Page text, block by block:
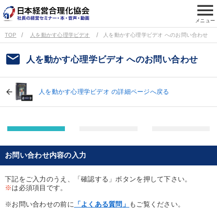
menu
メニュー
TOP 人を動かす心理学ビデオ 人を動かす心理学ビデオ へのお問い合わせ
email 人を動かす心理学ビデオ へのお問い合わせ
人を動かす心理学ビデオ の詳細ページへ戻る
お問い合わせ内容の入力
下記をご入力のうえ、「確認する」ボタンを押して下さい。
※は必須項目です。
※お問い合わせの前に 「よくある質問」 もご覧ください。